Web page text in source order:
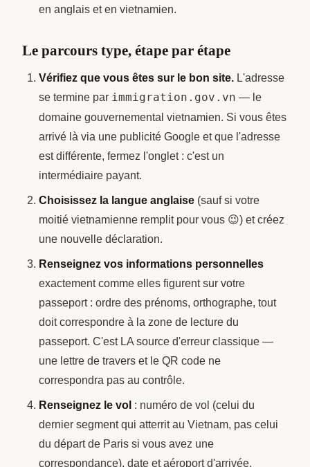
en anglais et en vietnamien.
Le parcours type, étape par étape
Vérifiez que vous êtes sur le bon site. L'adresse
se termine par immigration.gov.vn — le
domaine gouvernemental vietnamien. Si vous êtes
arrivé là via une publicité Google et que l'adresse
est différente, fermez l'onglet : c'est un
intermédiaire payant.
Choisissez la langue anglaise (sauf si votre
moitié vietnamienne remplit pour vous 😉) et créez
une nouvelle déclaration.
Renseignez vos informations personnelles
exactement comme elles figurent sur votre
passeport : ordre des prénoms, orthographe, tout
doit correspondre à la zone de lecture du
passeport. C'est LA source d'erreur classique —
une lettre de travers et le QR code ne
correspondra pas au contrôle.
Renseignez le vol : numéro de vol (celui du
dernier segment qui atterrit au Vietnam, pas celui
du départ de Paris si vous avez une
correspondance), date et aéroport d'arrivée.